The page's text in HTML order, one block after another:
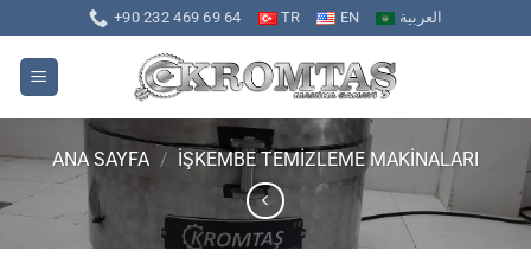
atla
+90 232 469 69 64 TR EN العربية
ANA SAYFA / İŞKEMBE TEMİZLEME MAKİNALARI